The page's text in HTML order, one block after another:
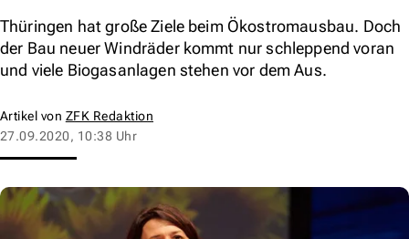
Thüringen hat große Ziele beim Ökostromausbau. Doch
der Bau neuer Windräder kommt nur schleppend voran
und viele Biogasanlagen stehen vor dem Aus.
Artikel von ZFK Redaktion
27.09.2020, 10:38 Uhr